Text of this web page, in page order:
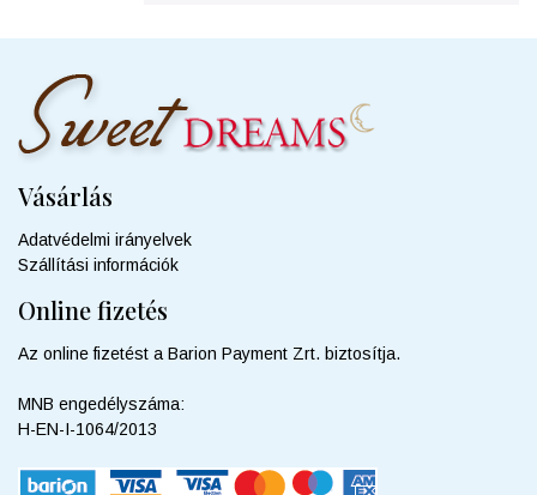
Vásárlás
Adatvédelmi irányelvek
Szállítási információk
Online fizetés
Az online fizetést a Barion Payment Zrt. biztosítja.
MNB engedélyszáma:
H-EN-I-1064/2013